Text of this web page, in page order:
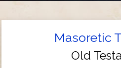
Masoretic
Old